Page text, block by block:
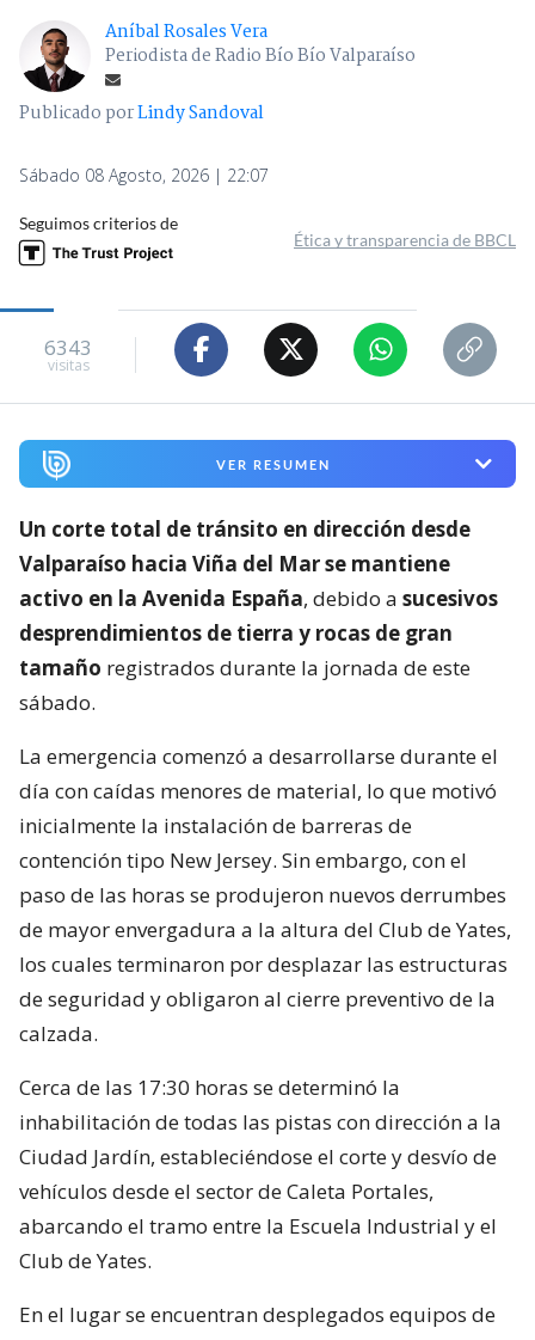
Aníbal Rosales Vera
Periodista de Radio Bío Bío Valparaíso
Publicado porLindy Sandoval
Sábado 08 Agosto, 2026 | 22:07
Seguimos criterios de
Ética y transparencia de BBCL
6343
visitas
VER RESUMEN
Un corte total de tránsito en dirección desde
Valparaíso hacia Viña del Mar se mantiene
activo en la Avenida España, debido a sucesivos
desprendimientos de tierra y rocas de gran
tamaño registrados durante la jornada de este
sábado.
La emergencia comenzó a desarrollarse durante el
día con caídas menores de material, lo que motivó
inicialmente la instalación de barreras de
contención tipo New Jersey. Sin embargo, con el
paso de las horas se produjeron nuevos derrumbes
de mayor envergadura a la altura del Club de Yates,
los cuales terminaron por desplazar las estructuras
de seguridad y obligaron al cierre preventivo de la
calzada.
Cerca de las 17:30 horas se determinó la
inhabilitación de todas las pistas con dirección a la
Ciudad Jardín, estableciéndose el corte y desvío de
vehículos desde el sector de Caleta Portales,
abarcando el tramo entre la Escuela Industrial y el
Club de Yates.
En el lugar se encuentran desplegados equipos de